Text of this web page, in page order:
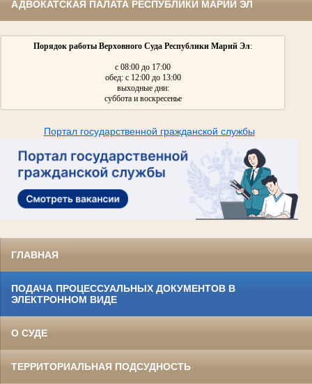
АДВОКАТСКАЯ ПАЛАТА РЕСПУБЛИКИ МАРИЙ ЭЛ
Порядок работы Верховного Суда Республики Марий Эл:
с 08:00 до 17:00
обед: с 12:00 до 13:00
выходные дни:
суббота и воскресенье
Портал государственной гражданской службы
ГЛАВНАЯ
ПОДАЧА ПРОЦЕССУАЛЬНЫХ ДОКУМЕНТОВ В
ЭЛЕКТРОННОМ ВИДЕ
О СУДЕ
ТЕРРИТОРИАЛЬНАЯ ПОДСУДНОСТЬ